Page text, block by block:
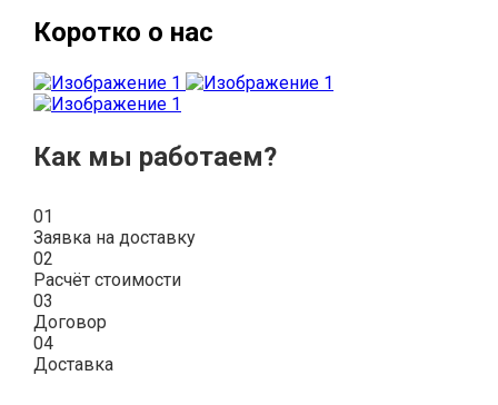
Коротко о нас
Как мы работаем?
01
Заявка на доставку
02
Расчёт стоимости
03
Договор
04
Доставка